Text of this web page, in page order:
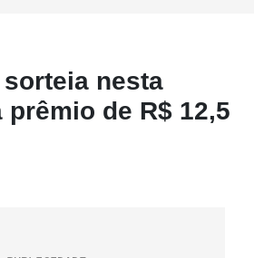
sorteia nesta
de R$ 12,5